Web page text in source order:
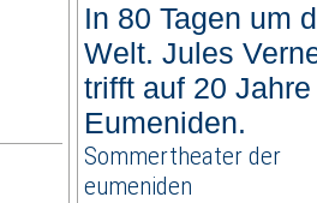
In 80 Tagen um
Welt. Jules
trifft auf 20 Jahre
Eumeniden.
Sommertheater der
eumeniden